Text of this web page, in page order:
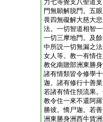
力七等覺支八聖道
門無願解脱門。五
畏四無礙解大慈大
法。一切智道相智
一切三摩地門。及
中所説一切無漏之
女人等。教一有情
教化南贍部洲東勝
諸有情類皆令修學
迦。諸有修行十善
若諸有情住預流果
教令住一來不還阿
勝彼。憍尸迦。若
洲東勝身洲西牛貨